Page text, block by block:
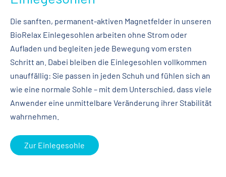
Die sanften, permanent-aktiven Magnetfelder in unseren
BioRelax Einlegesohlen arbeiten ohne Strom oder
Aufladen und begleiten jede Bewegung vom ersten
Schritt an. Dabei bleiben die Einlegesohlen vollkommen
unauffällig: Sie passen in jeden Schuh und fühlen sich an
wie eine normale Sohle – mit dem Unterschied, dass viele
Anwender eine unmittelbare Veränderung ihrer Stabilität
wahrnehmen.
Zur Einlegesohle